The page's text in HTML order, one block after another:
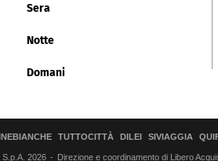
Sera
Notte
Domani
TUTTOCITTÀ DILEI SIVIAGGIA
2026 Direzione e coordinamento di Libero